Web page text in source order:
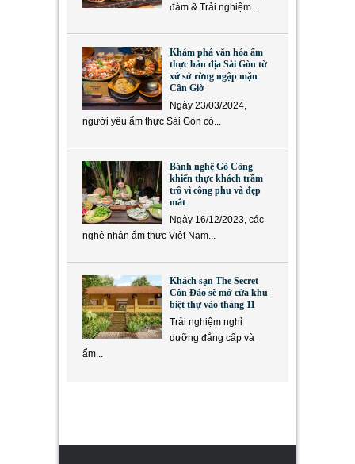
đàm & Trải nghiệm...
Khám phá văn hóa ẩm
thực bản địa Sài Gòn từ
xứ sở rừng ngập mặn
Cần Giờ
Ngày 23/03/2024,
người yêu ẩm thực Sài Gòn có...
Bánh nghệ Gò Công
khiến thực khách trầm
trồ vì công phu và đẹp
mắt
Ngày 16/12/2023, các
nghệ nhân ẩm thực Việt Nam...
Khách sạn The Secret
Côn Đảo sẽ mở cửa khu
biệt thự vào tháng 11
Trải nghiệm nghỉ
dưỡng đẳng cấp và
ẩm...